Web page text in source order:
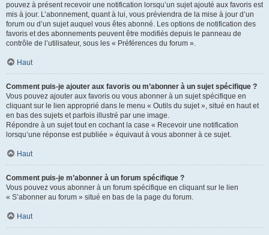
pouvez à présent recevoir une notification lorsqu’un sujet ajouté aux favoris est
mis à jour. L’abonnement, quant à lui, vous préviendra de la mise à jour d’un
forum ou d’un sujet auquel vous êtes abonné. Les options de notification des
favoris et des abonnements peuvent être modifiés depuis le panneau de
contrôle de l’utilisateur, sous les « Préférences du forum ».
Haut
Comment puis-je ajouter aux favoris ou m’abonner à un sujet spécifique ?
Vous pouvez ajouter aux favoris ou vous abonner à un sujet spécifique en
cliquant sur le lien approprié dans le menu « Outils du sujet », situé en haut et
en bas des sujets et parfois illustré par une image.
Répondre à un sujet tout en cochant la case « Recevoir une notification
lorsqu’une réponse est publiée » équivaut à vous abonner à ce sujet.
Haut
Comment puis-je m’abonner à un forum spécifique ?
Vous pouvez vous abonner à un forum spécifique en cliquant sur le lien
« S’abonner au forum » situé en bas de la page du forum.
Haut